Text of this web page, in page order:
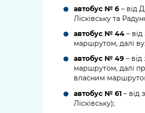
автобус № 6 – від
Лісківську та
автобус № 44 –
маршрутом, далі
автобус № 49 –
маршрутом, далі
власним
автобус № 61 – від
Лісківську);